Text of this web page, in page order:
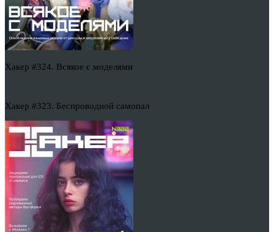
Хакер #324. Всякое с моделями
Хакер #323. Беспроводной самопал